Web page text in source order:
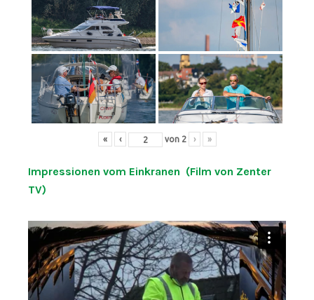
« ‹ von 2 › »
Impressionen vom Einkranen (Film von Zenter
TV)